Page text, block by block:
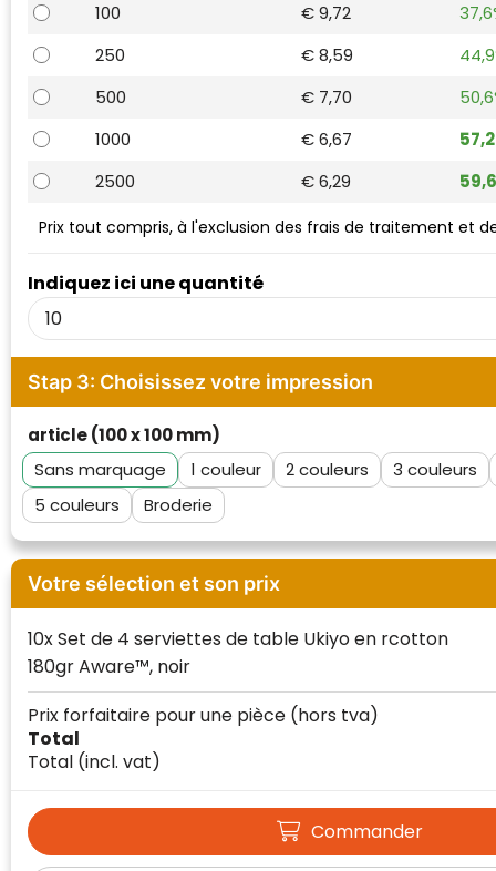
100
€ 9,72
250
€ 8,59
500
€ 7,70
1000
€ 6,67
2500
€ 6,29
Indiquez ici une quantité
Prix tout compris, à l'exclusion des frais de traitement et
Stap 3: Choisissez votre impression
article (100 x 100 mm)
Sans marquage
1 2
3
5
Broderie
Votre sélection et son prix
10x Set de 4 serviettes de table Ukiyo en rcotton
180gr Aware™, noir
Total
Total (incl. vat)
Prix forfaitaire pour une pièce (hors tva)
Commander
website in het algemeen aan de behoeften
Trustindex werkt samen met 137